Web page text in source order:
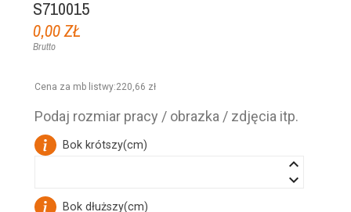
S710015
0,00 ZŁ
Brutto
Cena za mb listwy:220,66 zł
Podaj rozmiar pracy / obrazka / zdjęcia itp.
Bok krótszy(cm)
keyboard_arrow_up
keyboard_arrow_down
Bok dłuższy(cm)